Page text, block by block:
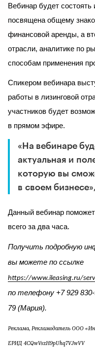
Вебинар будет состоять
посвящена общему
финансовой аренды, а
отрасли, аналитике по
способам применения
Спикером вебинара
работы в лизинговой
участников будет
в прямом эфире.
«На вебинаре
актуальная и
которую вы
в своем
Данный вебинар
всего за два часа.
Получить подробную
вы можете по ссылке
https://www.ileasing.ru/
по телефону +7 929
79 (Мария).
Реклама, Рекламодатель ООО
ЕРИД 4CQwVszH9pUhq7VJwVV